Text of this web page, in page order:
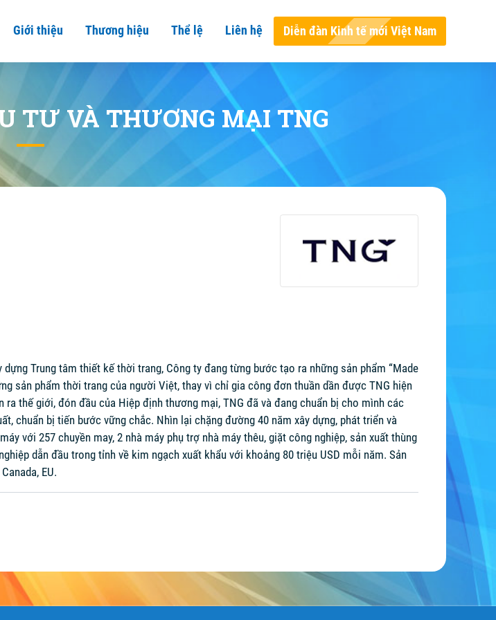
Giới thiệu Thương hiệu Thể lệ Liên hệ Diễn đàn Kinh tế mới Việt Nam
TƯ VÀ THƯƠNG MẠI TNG
Trung tâm thiết kế thời trang, Công ty đang từng bước tạo ra những sản phẩm “Made
sản phẩm thời trang của người Việt, thay vì chỉ gia công đơn thuần dần được TNG hiện
thế giới, đón đầu của Hiệp định thương mại, TNG đã và đang chuẩn bị cho mình các
chuẩn bị tiến bước vững chắc. Nhìn lại chặng đường 40 năm xây dựng, phát triển và
với 257 chuyền may, 2 nhà máy phụ trợ nhà máy thêu, giặt công nghiệp, sản xuất thùng
dẫn đầu trong tỉnh về kim ngạch xuất khẩu với khoảng 80 triệu USD mỗi năm. Sản
EU.